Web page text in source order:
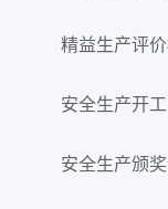
精益生产评
安全生产开
安全生产颁